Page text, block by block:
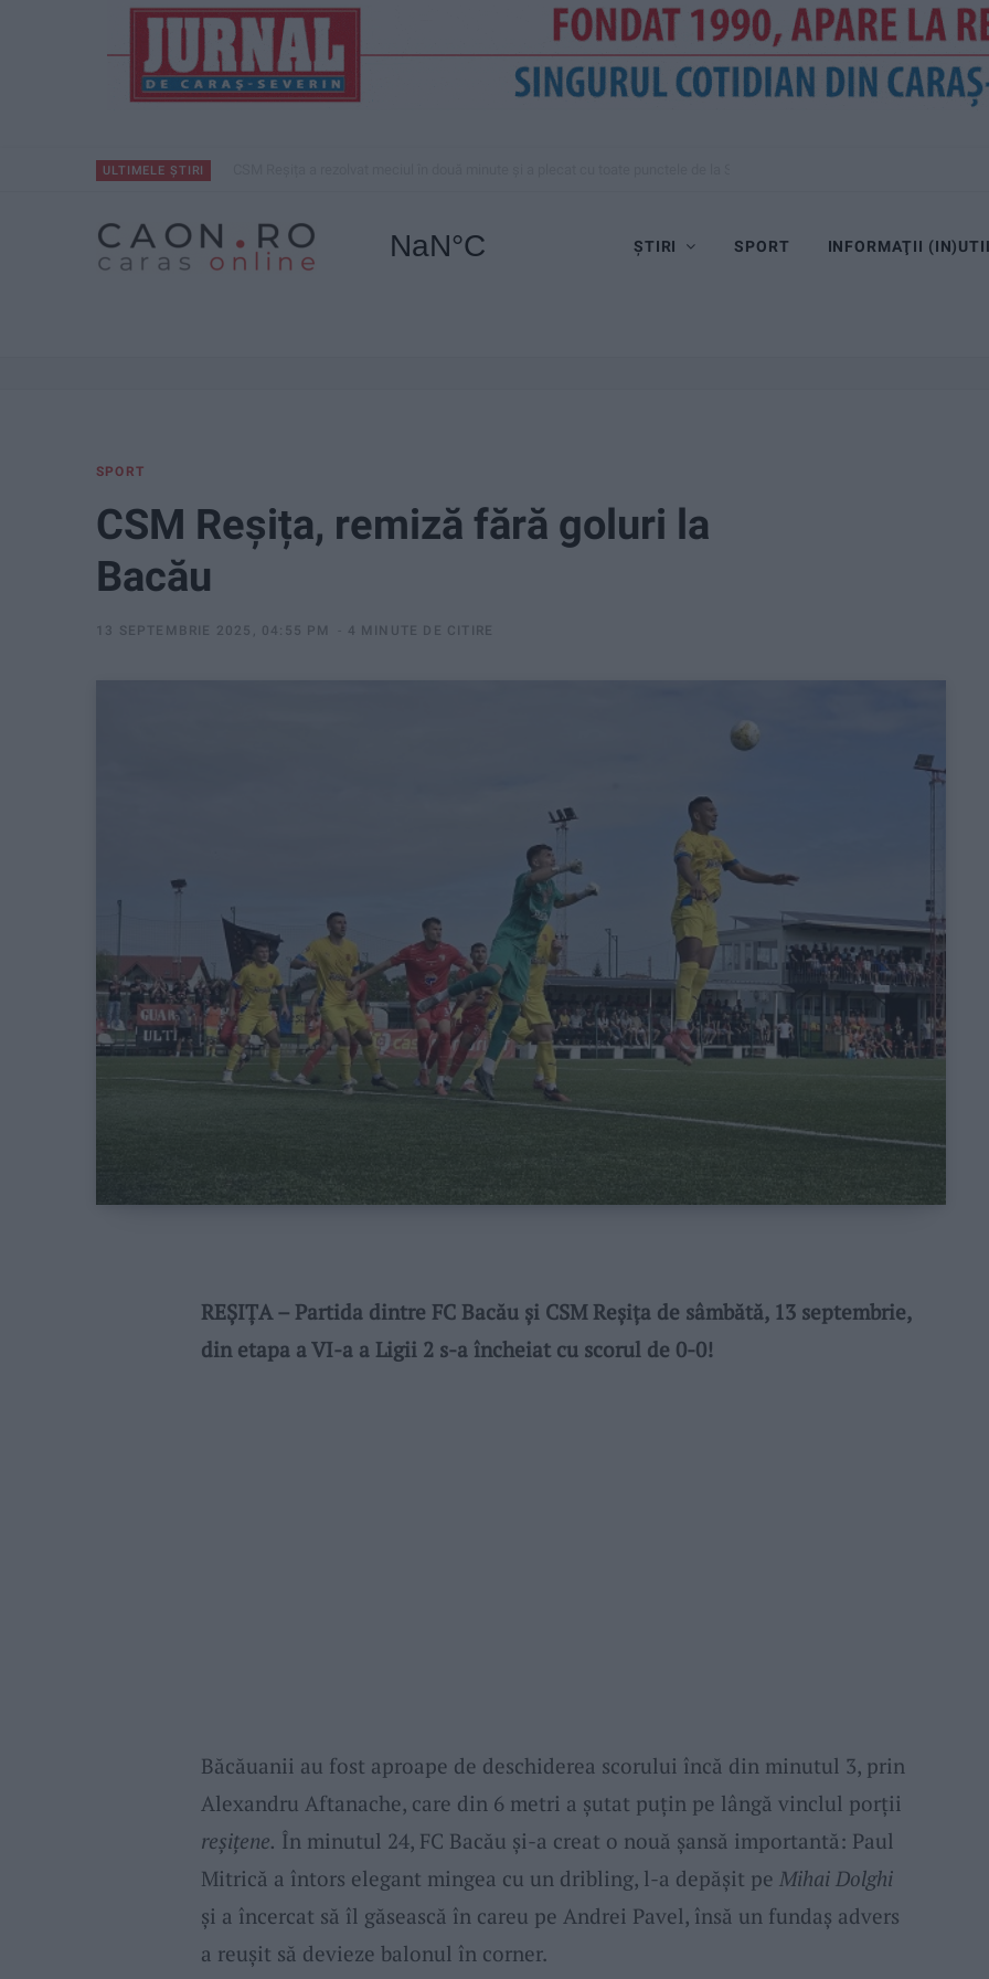
ULTIMELE ȘTIRI
ȘTIRI SPORT INFORMAŢII
SPORT
CSM Reșița, remiză fără goluri la
Bacău
13 SEPTEMBRIE 2025, 04:55 PM 4 MINUTE DE CITIRE
REȘIȚA – Partida dintre FC Bacău și CSM Reșița de sâmbătă, 13 septembrie,
din etapa a VI-a a Ligii 2 s-a încheiat cu scorul de 0-0!
Băcăuanii au fost aproape de deschiderea scorului încă din minutul 3, prin
Alexandru Aftanache, care din 6 metri a șutat puțin pe lângă vinclul porții
reșițene. În minutul 24, FC Bacău și-a creat o nouă șansă importantă: Paul
Mitrică a întors elegant mingea cu un dribling, l-a depășit pe Mihai Dolghi
și a încercat să îl găsească în careu pe Andrei Pavel, însă un fundaș advers
a reușit să devieze balonul în corner.